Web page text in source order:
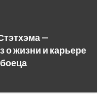
—
о жизни и карьере